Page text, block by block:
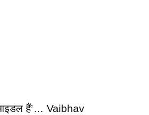
आइडल हैं’… Vaibhav